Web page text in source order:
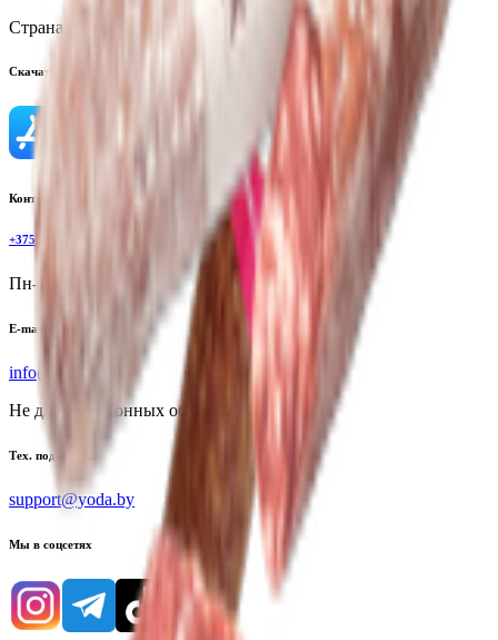
Страна производства:
Республика Беларусь
Скачать приложение
Контактный телефон
+375(29)6875999
Пн-Пт: 8:00 - 17:00
E-mail
info@yoda.by
Не для электронных обращений
Тех. поддержка
support@yoda.by
Мы в соцсетях